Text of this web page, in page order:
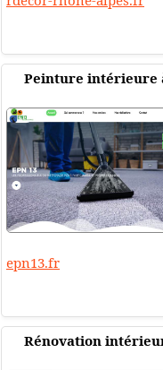
Peinture intérieure
epn13.fr
Rénovation